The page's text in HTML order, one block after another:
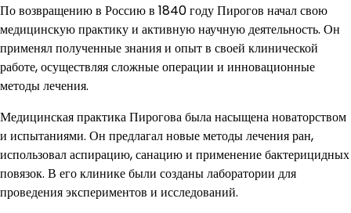
По возвращению в Россию в 1840 году Пирогов начал свою
медицинскую практику и активную научную деятельность. Он
применял полученные знания и опыт в своей клинической
работе, осуществляя сложные операции и инновационные
методы лечения.
Медицинская практика Пирогова была насыщена новаторством
и испытаниями. Он предлагал новые методы лечения ран,
использовал аспирацию, санацию и применение бактерицидных
повязок. В его клинике были созданы лаборатории для
проведения экспериментов и исследований.